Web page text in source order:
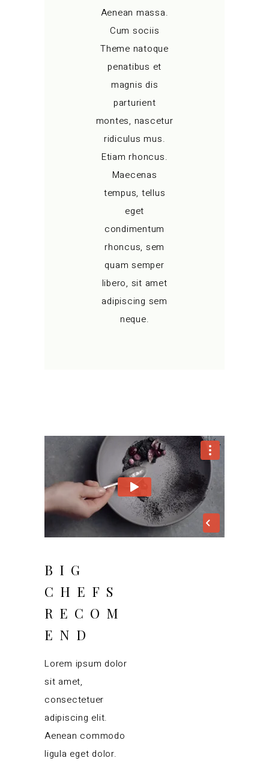
Aenean massa.
Cum sociis
Theme natoque
penatibus et
magnis dis
parturient
montes, nascetur
ridiculus mus.
Etiam rhoncus.
Maecenas
tempus, tellus
eget
condimentum
rhoncus, sem
quam semper
libero, sit amet
adipiscing sem
neque.
BIG
CHEFS
RECOM
END
Lorem ipsum dolor
sit amet,
consectetuer
adipiscing elit.
Aenean commodo
ligula eget dolor.